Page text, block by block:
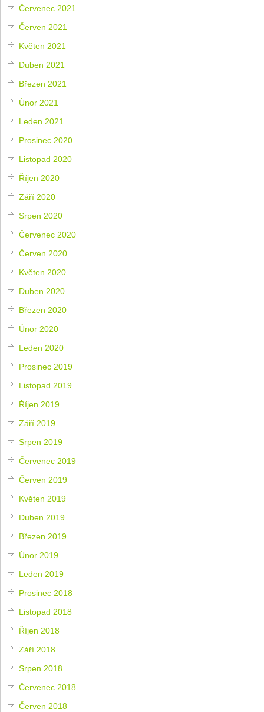
Červenec 2021
Červen 2021
Květen 2021
Duben 2021
Březen 2021
Únor 2021
Leden 2021
Prosinec 2020
Listopad 2020
Říjen 2020
Září 2020
Srpen 2020
Červenec 2020
Červen 2020
Květen 2020
Duben 2020
Březen 2020
Únor 2020
Leden 2020
Prosinec 2019
Listopad 2019
Říjen 2019
Září 2019
Srpen 2019
Červenec 2019
Červen 2019
Květen 2019
Duben 2019
Březen 2019
Únor 2019
Leden 2019
Prosinec 2018
Listopad 2018
Říjen 2018
Září 2018
Srpen 2018
Červenec 2018
Červen 2018